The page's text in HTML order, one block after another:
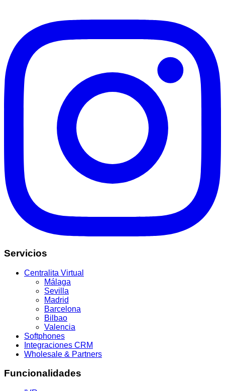
Servicios
Centralita Virtual
Málaga
Sevilla
Madrid
Barcelona
Bilbao
Valencia
Softphones
Integraciones CRM
Wholesale & Partners
Funcionalidades